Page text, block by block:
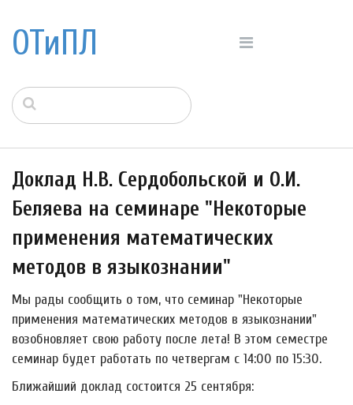
ОТиПЛ
Доклад Н.В. Сердобольской и О.И.
Беляева на семинаре "Некоторые
применения математических
методов в языкознании"
Мы рады сообщить о том, что семинар "Некоторые
применения математических методов в языкознании"
возобновляет свою работу после лета! В этом семестре
семинар будет работать по четвергам с 14:00 по 15:30.
Ближайший доклад состоится 25 сентября: